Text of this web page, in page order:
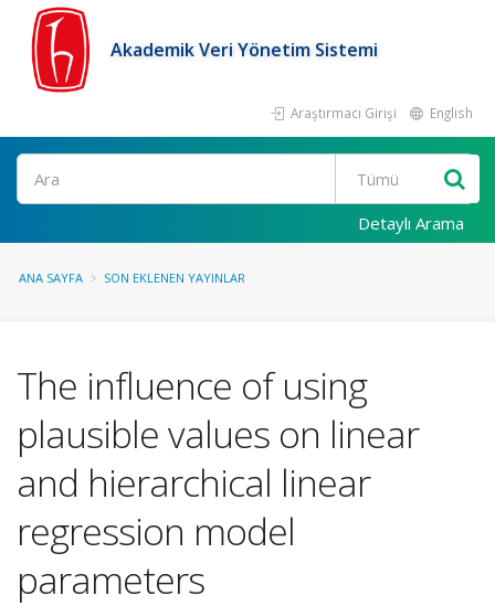
Akademik Veri Yönetim Sistemi
Araştırmacı Girişi English
Ara
Detaylı Arama
ANA SAYFA SON EKLENEN YAYINLAR
The influence of using
plausible values on linear
and hierarchical linear
regression model
parameters